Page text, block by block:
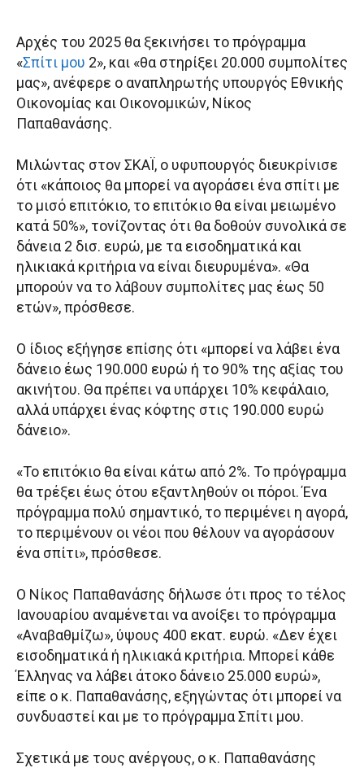
Αρχές του 2025 θα ξεκινήσει το πρόγραμμα
«Σπίτι μου 2», και «θα στηρίξει 20.000 συμπολίτες
μας», ανέφερε ο αναπληρωτής υπουργός Εθνικής
Οικονομίας και Οικονομικών, Νίκος
Παπαθανάσης.
Μιλώντας στον ΣΚΑΪ, ο υφυπουργός διευκρίνισε
ότι «κάποιος θα μπορεί να αγοράσει ένα σπίτι με
το μισό επιτόκιο, το επιτόκιο θα είναι μειωμένο
κατά 50%», τονίζοντας ότι θα δοθούν συνολικά σε
δάνεια 2 δισ. ευρώ, με τα εισοδηματικά και
ηλικιακά κριτήρια να είναι διευρυμένα». «Θα
μπορούν να το λάβουν συμπολίτες μας έως 50
ετών», πρόσθεσε.
Ο ίδιος εξήγησε επίσης ότι «μπορεί να λάβει ένα
δάνειο έως 190.000 ευρώ ή το 90% της αξίας του
ακινήτου. Θα πρέπει να υπάρχει 10% κεφάλαιο,
αλλά υπάρχει ένας κόφτης στις 190.000 ευρώ
δάνειο».
«Το επιτόκιο θα είναι κάτω από 2%. Το πρόγραμμα
θα τρέξει έως ότου εξαντληθούν οι πόροι. Ένα
πρόγραμμα πολύ σημαντικό, το περιμένει η αγορά,
το περιμένουν οι νέοι που θέλουν να αγοράσουν
ένα σπίτι», πρόσθεσε.
Ο Νίκος Παπαθανάσης δήλωσε ότι προς το τέλος
Ιανουαρίου αναμένεται να ανοίξει το πρόγραμμα
«Αναβαθμίζω», ύψους 400 εκατ. ευρώ. «Δεν έχει
εισοδηματικά ή ηλικιακά κριτήρια. Μπορεί κάθε
Έλληνας να λάβει άτοκο δάνειο 25.000 ευρώ»,
είπε ο κ. Παπαθανάσης, εξηγώντας ότι μπορεί να
συνδυαστεί και με το πρόγραμμα Σπίτι μου.
Σχετικά με τους ανέργους, ο κ. Παπαθανάσης